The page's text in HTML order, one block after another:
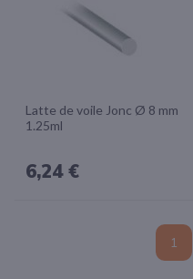
Latte de voile Jonc Ø 8 mm
1.25ml
6,24 €
Vous
lisez
1